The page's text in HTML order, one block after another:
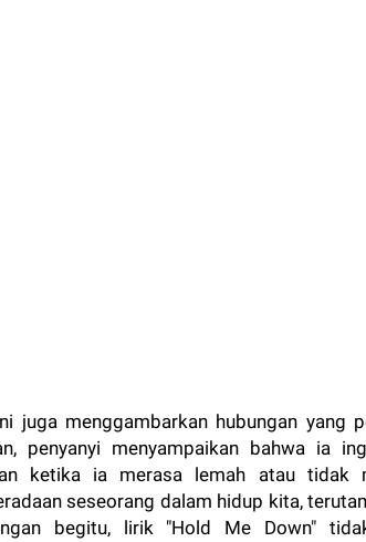
juga menggambarkan hubungan yang
penyanyi menyampaikan bahwa ia
ketika ia merasa lemah atau tidak
seseorang dalam hidup kita,
begitu, lirik "Hold Me Down"